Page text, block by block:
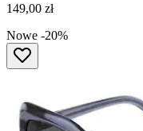
149,00 zł
Nowe -20%